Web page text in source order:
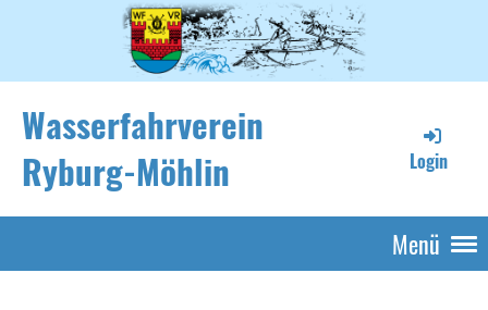
Wasserfahrverein
Ryburg-Möhlin
Login
Menü